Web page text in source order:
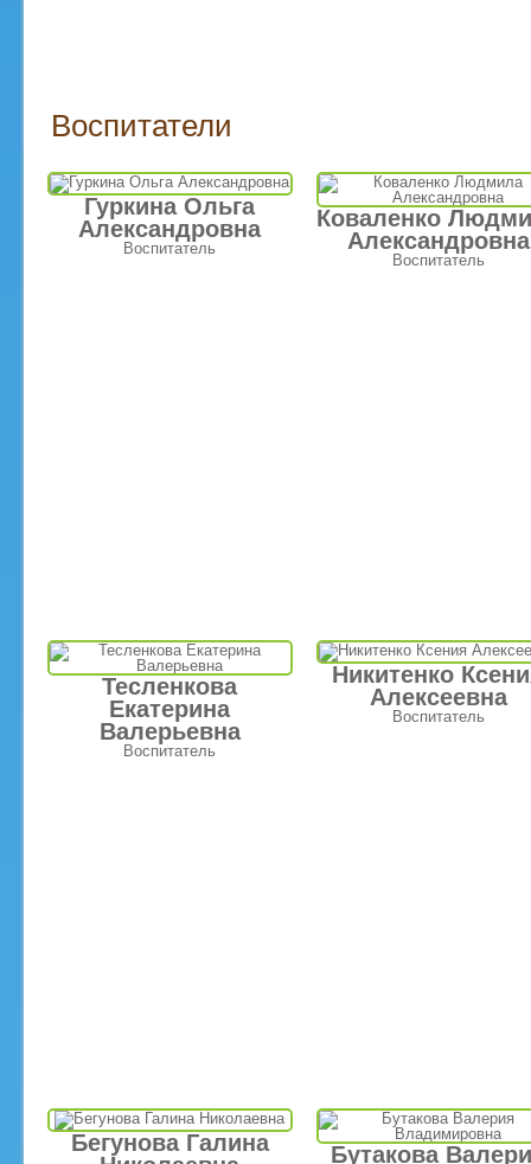
Воспитатели
Гуркина Ольга
Александровна
Воспитатель
Коваленко
Александровна
Воспитатель
Тесленкова
Екатерина
Валерьевна
Воспитатель
Никитенко
Алексеевна
Воспитатель
Бегунова Галина
Бутакова